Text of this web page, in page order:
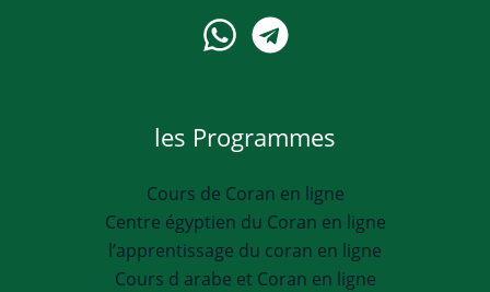
les Programmes
Cours de Coran en ligne
Centre égyptien du Coran en ligne
l’apprentissage du coran en ligne
Cours d arabe et Coran en ligne